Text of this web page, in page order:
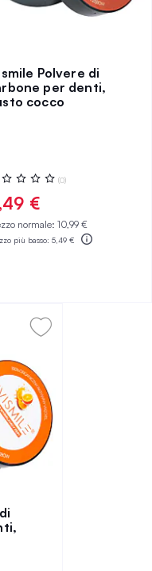
Polvere di
per denti,
cocco
(0)
€
normale: 10,99 €
più basso: 5,49 €